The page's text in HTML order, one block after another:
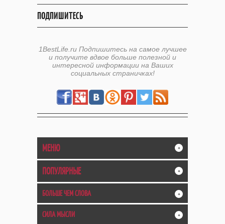
ПОДПИШИТЕСЬ
1BestLife.ru Подпишитесь на самое лучшее
и получите вдвое больше полезной и
интересной информации на Ваших
социальных страничках!
МЕНЮ +
ПОПУЛЯРНЫЕ +
БОЛЬШЕ ЧЕМ СЛОВА +
СИЛА МЫСЛИ +